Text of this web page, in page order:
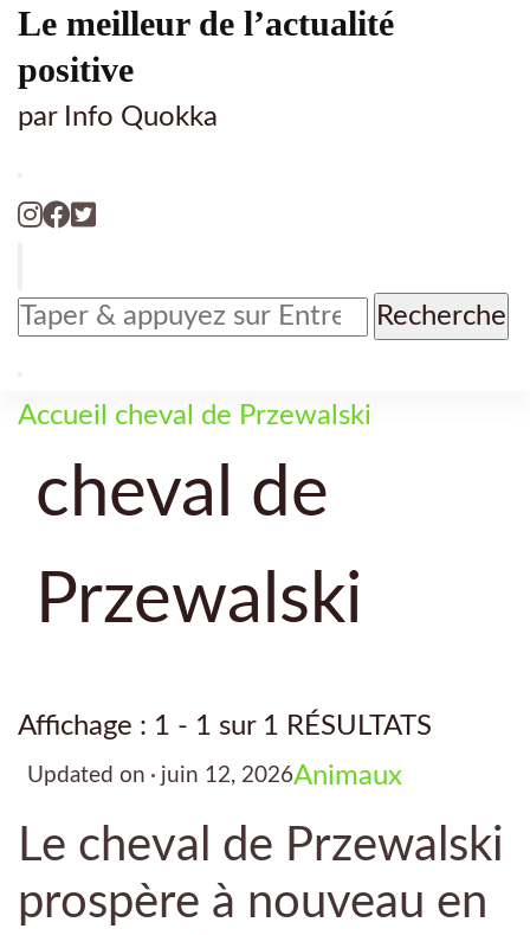
Le meilleur de l’actualité
positive
par Info Quokka
Vous
recherchiez
?
Accueil cheval de Przewalski
cheval de
Przewalski
Affichage : 1 - 1 sur 1 RÉSULTATS
Updated on juin 12, 2026Animaux
Le cheval de Przewalski
prospère à nouveau en